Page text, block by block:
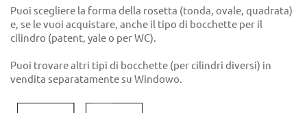
Puoi scegliere la forma della rosetta (tonda, ovale, quadrata)
e, se le vuoi acquistare, anche il tipo di bocchette per il
cilindro (patent, yale o per WC).
Puoi trovare altri tipi di bocchette (per cilindri diversi) in
vendita separatamente su Windowo.